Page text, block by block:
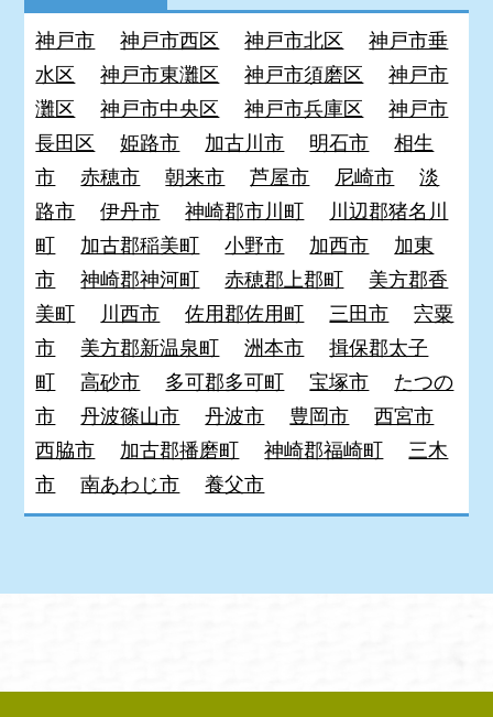
神戸市 神戸市西区 神戸市北区
神戸市垂
水区
神戸市東灘区 神戸市須磨区
神戸市
灘区
神戸市中央区 神戸市兵庫区
神戸市
長田区
姫路市 加古川市 明石市
相生
市
赤穂市 朝来市 芦屋市 尼崎市
淡
路市
伊丹市 神崎郡市川町
川辺郡猪名川
町
加古郡稲美町 小野市 加西市
加東
市
神崎郡神河町 赤穂郡上郡町
美方郡香
美町
川西市 佐用郡佐用町 三田市
宍粟
市
美方郡新温泉町 洲本市
揖保郡太子
町
高砂市 多可郡多可町 宝塚市
たつの
市
丹波篠山市 丹波市 豊岡市
西宮市
西脇市
加古郡播磨町 神崎郡福崎町
三木
市
南あわじ市 養父市